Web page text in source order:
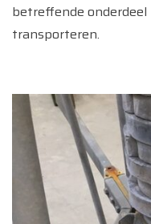
betreffende
transporteren.